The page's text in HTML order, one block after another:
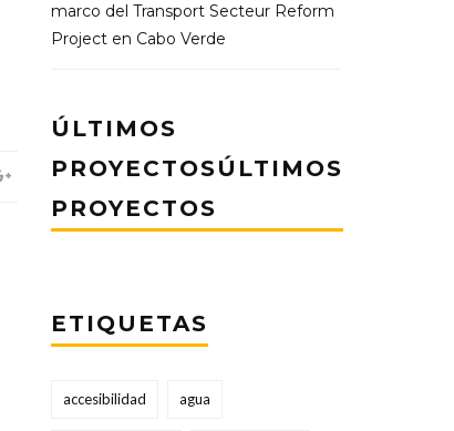
marco del Transport Secteur Reform
Project en Cabo Verde
ÚLTIMOS
PROYECTOSÚLTIMOS
PROYECTOS
ETIQUETAS
accesibilidad agua